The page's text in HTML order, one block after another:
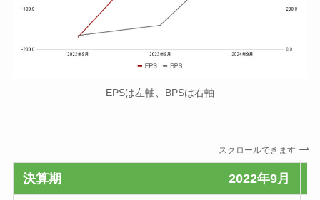
EPSは左軸、BPSは右軸
スクロールできます
決算期 2022年9月